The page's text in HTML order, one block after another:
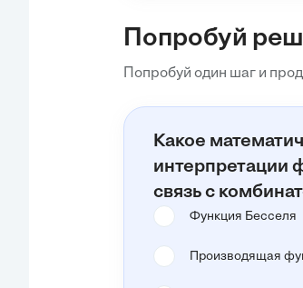
**Наиболее вероятный
о числе размещений с
Попробуй
Попробуй один шаг и
Какое
интерпретации
связь с
Функция Бесселя
Производящая